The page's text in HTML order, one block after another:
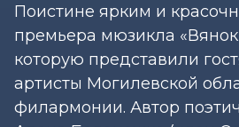
Поистине ярким и
премьера мюзикла «Вянок
которую представили
артисты Могилевской
филармонии. Автор